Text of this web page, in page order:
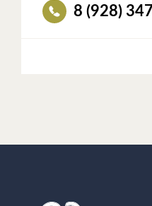
8 (928)